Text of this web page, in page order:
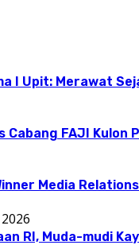
I Upit: Merawat
Cabang FAJI
Media
RI, Muda-mudi